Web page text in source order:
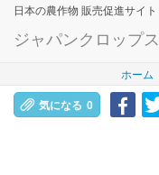
日本の農作物 販売促進サイト
ジャパンクロップス
ホーム
気になる 0